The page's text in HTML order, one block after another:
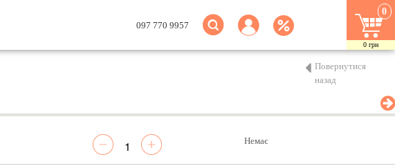
097 770 9957
0
0 грн
Повернутися
назад
Немає